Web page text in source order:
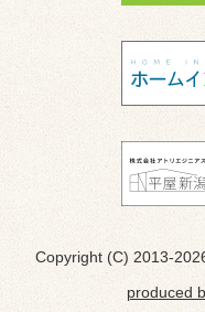
Copyright (C) 2013-
produced